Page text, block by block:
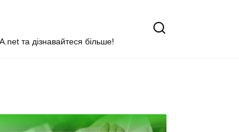
та дізнавайтеся більше!